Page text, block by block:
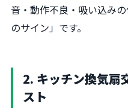
音・動作不良・吸い込み
のサイン」です。
2. キッチン換気扇
スト